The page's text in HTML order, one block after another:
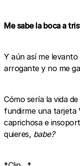
Me sabe la boca a
Y aún así me
arrogante y no me
Cómo sería la vida
fundirme una tarjeta
caprichosa e
quieres, babe?